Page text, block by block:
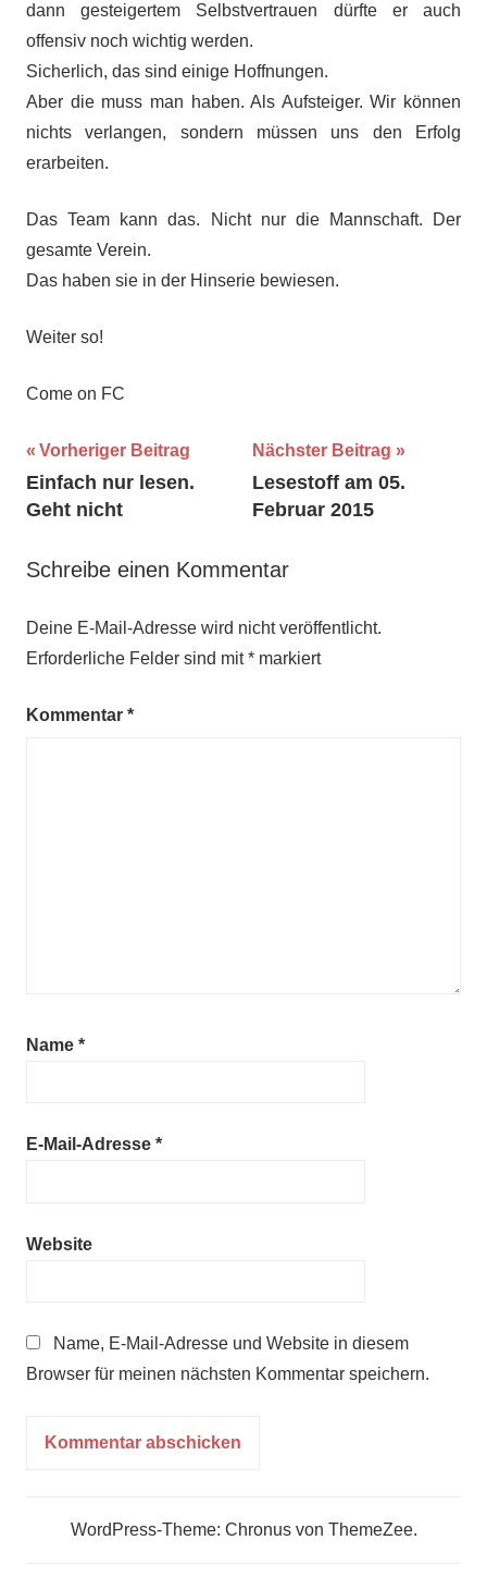
dann gesteigertem Selbstvertrauen dürfte er auch
offensiv noch wichtig werden.
Sicherlich, das sind einige Hoffnungen.
Aber die muss man haben. Als Aufsteiger. Wir können
nichts verlangen, sondern müssen uns den Erfolg
erarbeiten.
Das Team kann das. Nicht nur die Mannschaft. Der
gesamte Verein.
Das haben sie in der Hinserie bewiesen.
Weiter so!
Come on FC
Beitragsnavigation
Vorheriger Beitrag
Einfach nur lesen.
Geht nicht
Nächster Beitrag
Lesestoff am 05.
Februar 2015
Schreibe einen Kommentar
Deine E-Mail-Adresse wird nicht veröffentlicht.
Erforderliche Felder sind mit* markiert
Kommentar *
Name *
E-Mail-Adresse *
Website
Name, E-Mail-Adresse und Website in diesem
Browser für meinen nächsten Kommentar speichern.
WordPress-Theme: Chronus von ThemeZee.